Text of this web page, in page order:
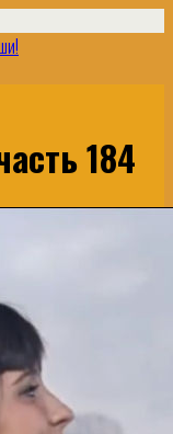
184